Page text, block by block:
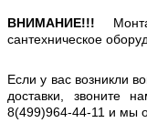
ВНИМАНИЕ!!!
сантехническое
Если у вас возникли
доставки, звоните
8(499)964-44-11 и мы